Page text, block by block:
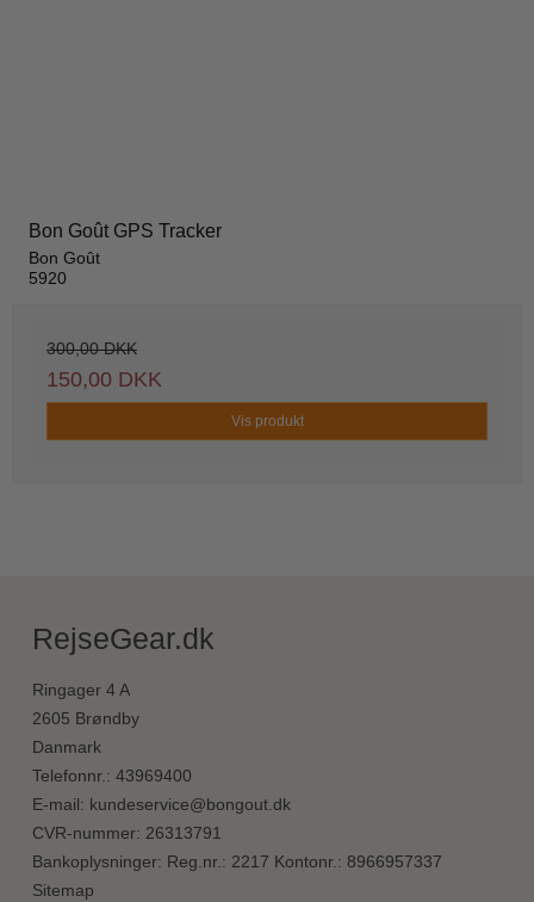
Bon Goût GPS Tracker
Bon Goût
5920
300,00 DKK
150,00 DKK
Vis produkt
RejseGear.dk
Ringager 4 A
2605 Brøndby
Danmark
Telefonnr. : 43969400
E-mail: kundeservice@bongout.dk
CVR-nummer: 26313791
Bankoplysninger: Reg.nr.: 2217 Kontonr.: 8966957337
Sitemap